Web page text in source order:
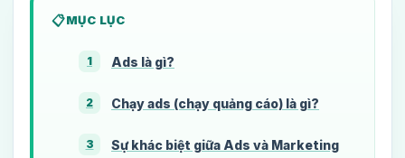
MỤC LỤC
1 Ads là gì?
2 Chạy ads (chạy quảng cáo) là gì?
3 Sự khác biệt giữa Ads và Marketing